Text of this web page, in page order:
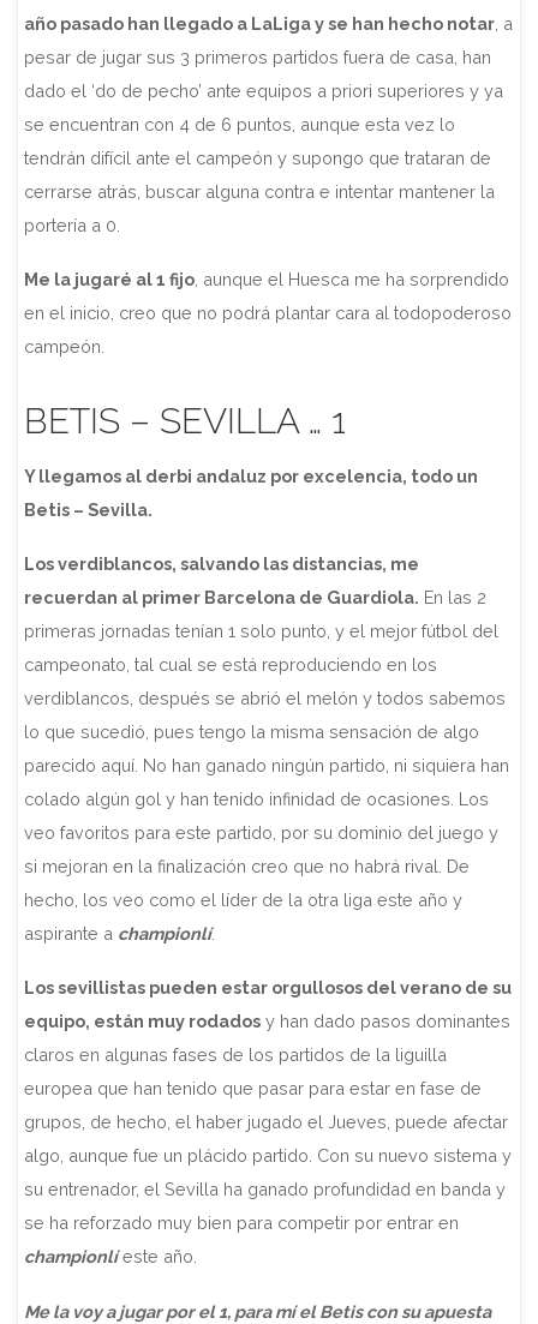
año pasado han llegado a LaLiga y se han hecho notar, a
pesar de jugar sus 3 primeros partidos fuera de casa, han
dado el ‘do de pecho’ ante equipos a priori superiores y ya
se encuentran con 4 de 6 puntos, aunque esta vez lo
tendrán difícil ante el campeón y supongo que trataran de
cerrarse atrás, buscar alguna contra e intentar mantener la
portería a 0.
Me la jugaré al 1 fijo, aunque el Huesca me ha sorprendido
en el inicio, creo que no podrá plantar cara al todopoderoso
campeón.
BETIS – SEVILLA … 1
Y llegamos al derbi andaluz por excelencia, todo un
Betis – Sevilla.
Los verdiblancos, salvando las distancias, me
recuerdan al primer Barcelona de Guardiola. En las 2
primeras jornadas tenían 1 solo punto, y el mejor fútbol del
campeonato, tal cual se está reproduciendo en los
verdiblancos, después se abrió el melón y todos sabemos
lo que sucedió, pues tengo la misma sensación de algo
parecido aquí. No han ganado ningún partido, ni siquiera han
colado algún gol y han tenido infinidad de ocasiones. Los
veo favoritos para este partido, por su dominio del juego y
si mejoran en la finalización creo que no habrá rival. De
hecho, los veo como el líder de la otra liga este año y
aspirante a championlí.
Los sevillistas pueden estar orgullosos del verano de su
equipo, están muy rodadosy han dado pasos dominantes
claros en algunas fases de los partidos de la liguilla
europea que han tenido que pasar para estar en fase de
grupos, de hecho, el haber jugado el Jueves, puede afectar
algo, aunque fue un plácido partido. Con su nuevo sistema y
su entrenador, el Sevilla ha ganado profundidad en banda y
se ha reforzado muy bien para competir por entrar en
championlí este año.
Me la voy a jugar por el 1, para mí el Betis con su apuesta